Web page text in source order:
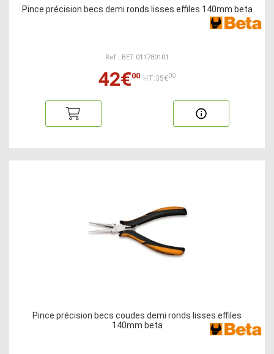
Pince précision becs demi ronds lisses effiles 140mm beta
Ref : BET 011780101
42€00 HT:35€00
Pince précision becs coudes demi ronds lisses effiles
140mm beta